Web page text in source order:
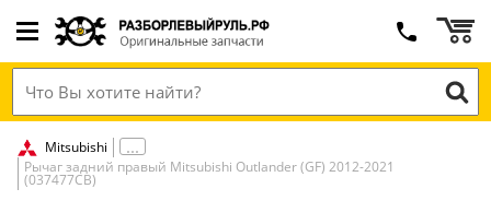
Mitsubishi
Рычаг задний правый Mitsubishi Outlander (GF) 2012-2021
(037477СВ)